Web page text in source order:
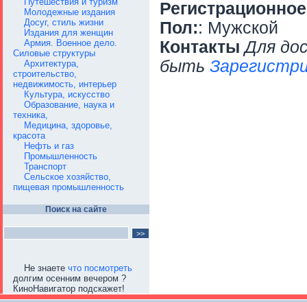
Молодежные издания
Досуг, стиль жизни
Издания для женщин
Армия. Военное дело.
Силовые структуры
Архитектура,
строительство,
недвижимость, интерьер
Культура, искусство
Образование, наука и
техника,
Медицина, здоровье,
красота
Нефть и газ
Промышленность
Транспорт
Сельское хозяйство,
пищевая промышленность
Поиск на сайте
Не знаете что посмотреть
долгим осенним вечером ?
КиноНавигатор подскажет!
Пол:: Мужской
Контакты Для
быть